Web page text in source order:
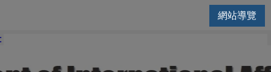
網站導覽